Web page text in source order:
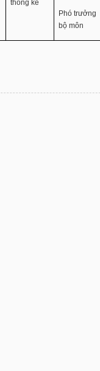
thống kê
Phó trưởng
bộ môn